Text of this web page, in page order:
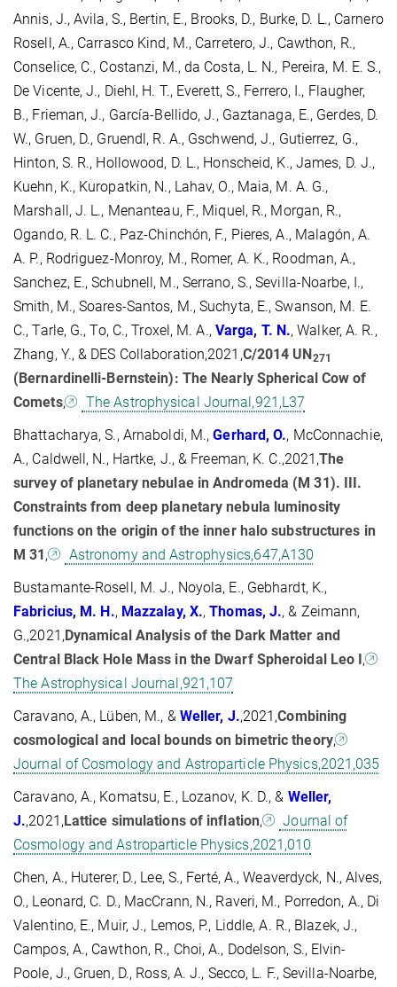
Annis, J., Avila, S., Bertin, E., Brooks, D., Burke, D. L., Carnero
Rosell, A., Carrasco Kind, M., Carretero, J., Cawthon, R.,
Conselice, C., Costanzi, M., da Costa, L. N., Pereira, M. E. S.,
De Vicente, J., Diehl, H. T., Everett, S., Ferrero, I., Flaugher,
B., Frieman, J., García-Bellido, J., Gaztanaga, E., Gerdes, D.
W., Gruen, D., Gruendl, R. A., Gschwend, J., Gutierrez, G.,
Hinton, S. R., Hollowood, D. L., Honscheid, K., James, D. J.,
Kuehn, K., Kuropatkin, N., Lahav, O., Maia, M. A. G.,
Marshall, J. L., Menanteau, F., Miquel, R., Morgan, R.,
Ogando, R. L. C., Paz-Chinchón, F., Pieres, A., Malagón, A.
A. P., Rodriguez-Monroy, M., Romer, A. K., Roodman, A.,
Sanchez, E., Schubnell, M., Serrano, S., Sevilla-Noarbe, I.,
Smith, M., Soares-Santos, M., Suchyta, E., Swanson, M. E.
C., Tarle, G., To, C., Troxel, M. A., Varga, T. N., Walker, A. R.,
Zhang, Y., & DES Collaboration,2021,C/2014 UN271
(Bernardinelli-Bernstein): The Nearly Spherical Cow of
Comets,
The Astrophysical Journal,921,L37
Bhattacharya, S., Arnaboldi, M.,Gerhard, O., McConnachie,
A., Caldwell, N., Hartke, J., & Freeman, K. C.,2021,The
survey of planetary nebulae in Andromeda (M 31). III.
Constraints from deep planetary nebula luminosity
functions on the origin of the inner halo substructures in
M 31,
Astronomy and Astrophysics,647,A130
Bustamante-Rosell, M. J., Noyola, E., Gebhardt, K.,
Fabricius, M. H., Mazzalay, X.,Thomas, J., & Zeimann,
G.,2021,Dynamical Analysis of the Dark Matter and
Central Black Hole Mass in the Dwarf Spheroidal Leo I,
The Astrophysical Journal,921,107
Caravano, A., Lüben, M., & Weller, J.,2021,Combining
cosmological and local bounds on bimetric theory,
Journal of Cosmology and Astroparticle Physics,2021,035
Caravano, A., Komatsu, E., Lozanov, K. D., & Weller,
J.,2021,Lattice simulations of inflation,
Journal of
Cosmology and Astroparticle Physics,2021,010
Chen, A., Huterer, D., Lee, S., Ferté, A., Weaverdyck, N., Alves,
O., Leonard, C. D., MacCrann, N., Raveri, M., Porredon, A., Di
Valentino, E., Muir, J., Lemos, P., Liddle, A. R., Blazek, J.,
Campos, A., Cawthon, R., Choi, A., Dodelson, S., Elvin-
Poole, J., Gruen, D., Ross, A. J., Secco, L. F., Sevilla-Noarbe,